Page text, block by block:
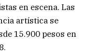
en escena. Las
artística se
15.900 pesos en